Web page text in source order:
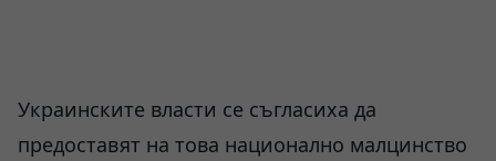
Украинските власти се съгласиха да
предоставят на това национално малцинство